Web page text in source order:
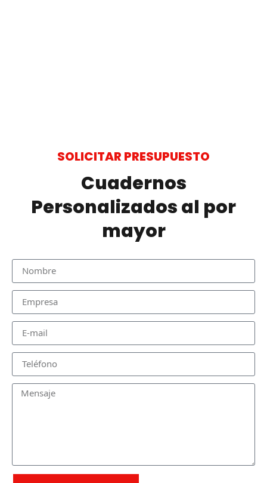
SOLICITAR PRESUPUESTO
Cuadernos
Personalizados al por
mayor